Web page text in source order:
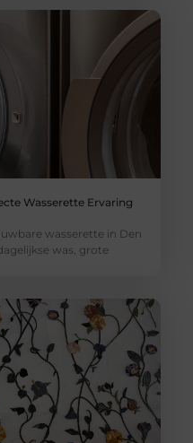
Wasserette Ervaring
wasserette in Den
was, grote